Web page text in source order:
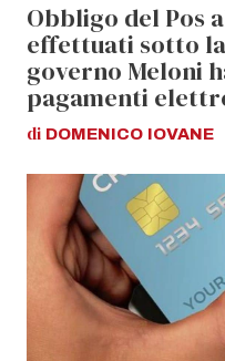
Obbligo del Pos
effettuati sotto
governo Meloni
pagamenti
di DOMENICO IOVANE